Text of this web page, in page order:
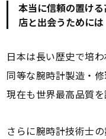
本当に信頼の置け
店と出会うためには
日本は長い歴史で培
同等な腕時計製造・
現在も世界最高品質を
さらに腕時計技術士